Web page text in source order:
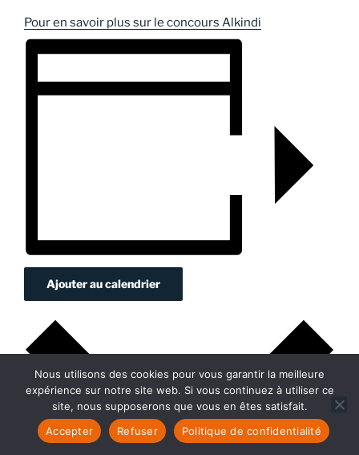
Pour en savoir plus sur le concours Alkindi
Ajouter au calendrier
Nous utilisons des cookies pour vous garantir la meilleure
expérience sur notre site web. Si vous continuez à utiliser ce
site, nous supposerons que vous en êtes satisfait.
Accepter
Refuser Politique de confidentialité